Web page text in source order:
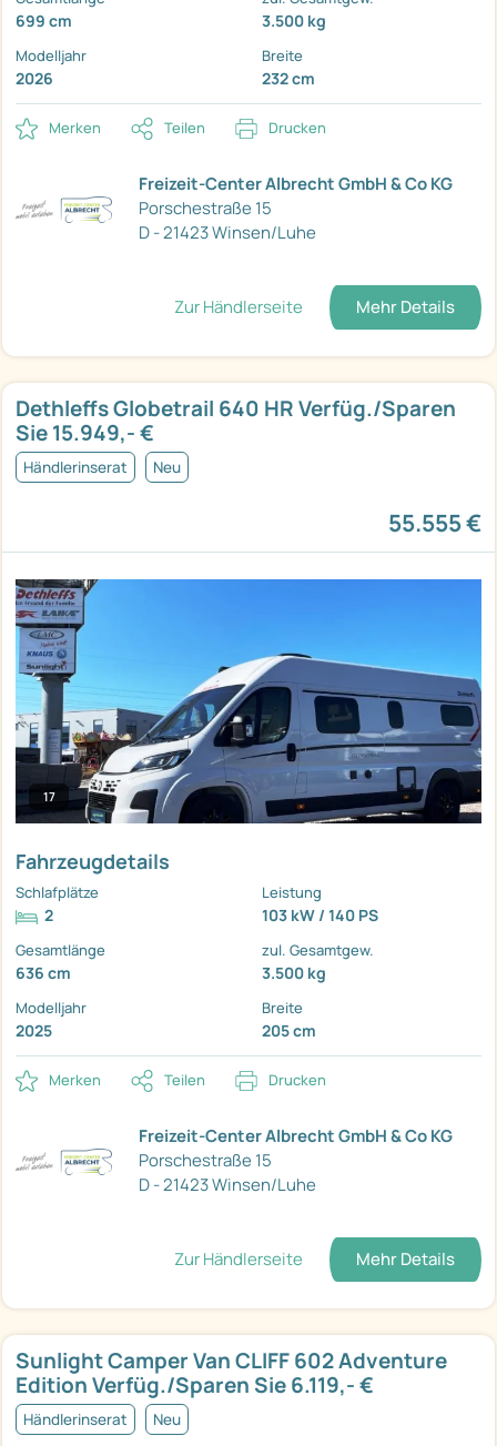
699 cm 3.500 kg
Modelljahr
2026
Breite
232 cm
Merken Teilen Drucken
Freizeit-Center Albrecht GmbH & Co KG
Porschestraße 15
D - 21423 Winsen/Luhe
Zur Händlerseite Mehr Details
Dethleffs Globetrail 640 HR Verfüg./Sparen
Sie 15.949,- €
Händlerinserat Neu
55.555 €
17
Fahrzeugdetails
Schlafplätze
2
Leistung
103 kW / 140 PS
Gesamtlänge
636 cm
zul. Gesamtgew.
3.500 kg
Modelljahr
2025
Breite
205 cm
Merken Teilen Drucken
Freizeit-Center Albrecht GmbH & Co KG
Porschestraße 15
D - 21423 Winsen/Luhe
Zur Händlerseite Mehr Details
Sunlight Camper Van CLIFF 602 Adventure
Edition Verfüg./Sparen Sie 6.119,- €
Händlerinserat Neu